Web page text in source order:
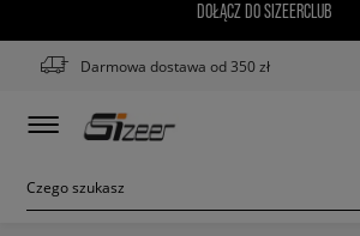
DOŁĄCZ DO SIZEERCLUB
Darmowa dostawa od 350 zł